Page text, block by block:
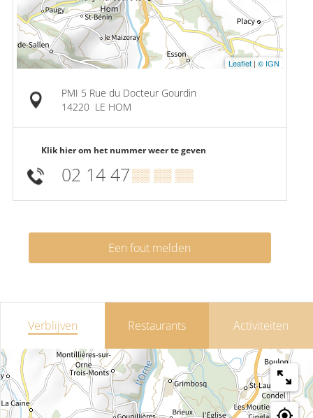
Leaflet|© IGN
PMI 5 Rue du Docteur Gourdin
14220 LE HOM
Klik hier om het nummer weer te geven
02 14 47▒▒ ▒▒ ▒▒
Een fout melden
Verblijven Restaurants Activiteiten